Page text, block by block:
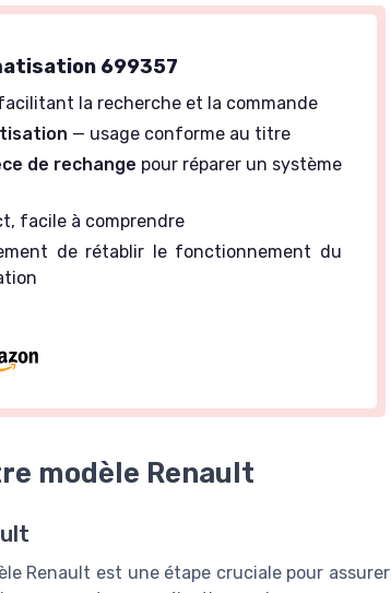
699357
la recherche et la commande
— usage conforme au titre
de rechange pour réparer un système
facile à comprendre
de rétablir le fonctionnement du
modèle Renault
Renault est une étape cruciale pour assurer